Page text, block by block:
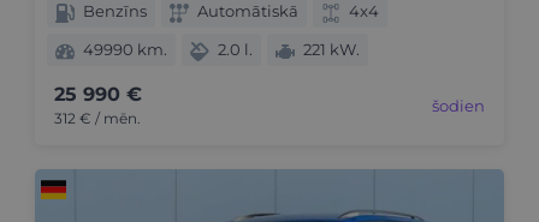
Benzīns Automātiskā
4x4
49990 km.
2.0 l. 221 kW.
25 990 €
312 € / mēn.
šodien